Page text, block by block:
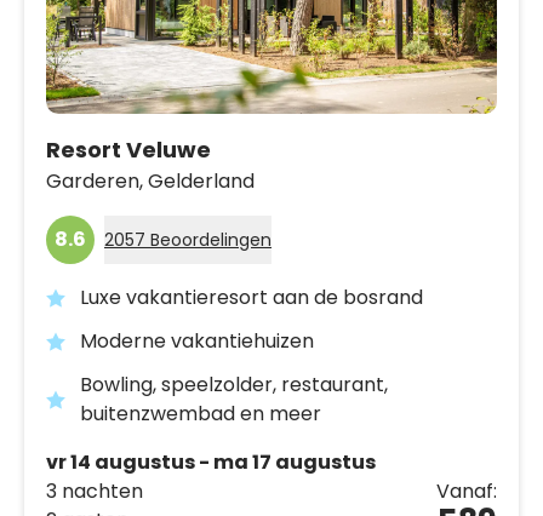
Resort Veluwe
Garderen,Gelderland
8.6 2057 Beoordelingen
Luxe vakantieresort aan de bosrand
Moderne vakantiehuizen
Bowling, speelzolder, restaurant,
buitenzwembad en meer
vr 14 augustus - ma 17 augustus
3 nachten
Vanaf: